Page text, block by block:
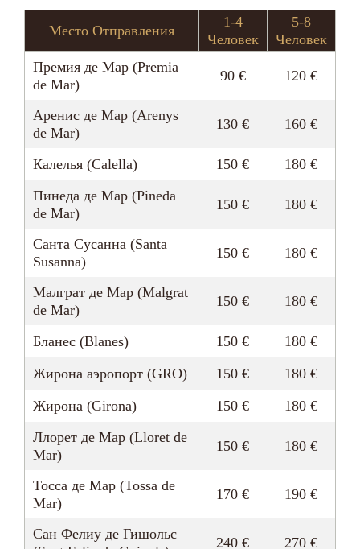
Место Отправления
1-4
Человек
5-8
Человек
Премия де Мар (Premia
de Mar)
90 € 120 €
Аренис де Мар (Arenys
de Mar)
130 € 160 €
Калелья (Calella) 150 €
180 €
Пинеда де Мар (Pineda
de Mar)
150 € 180 €
Санта Сусанна (Santa
Susanna)
150 € 180 €
Малграт де Мар (Malgrat
de Mar)
150 € 180 €
Бланес (Blanes) 150 €
180 €
Жирона аэропорт (GRO)
150 €
180 €
Жирона (Girona)
150 €
180 €
Ллорет де Мар (Lloret de
Mar)
150 € 180 €
Тосса де Мар (Tossa de
Mar)
170 € 190 €
Сан Фелиу де Гишольс
240 € 270 €